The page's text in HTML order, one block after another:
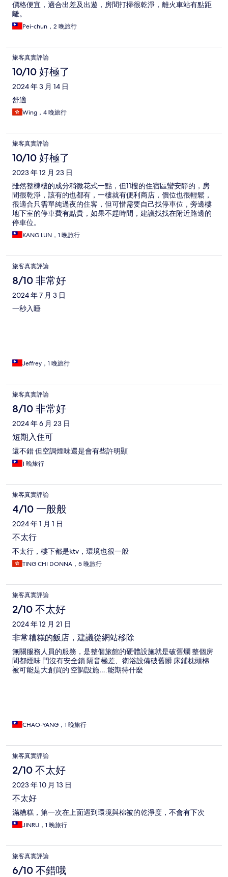
價格便宜，適合出差及出遊，房間打掃很乾淨，離火車站有點距
離。
Pei-chun，2 晚旅行
旅客真實評論
10/10 好極了
2024 年 3 月 14 日
舒適
Wing，4 晚旅行
旅客真實評論
10/10 好極了
2023 年 12 月 23 日
雖然整棟樓的成分稍微花式一點，但11樓的住宿區蠻安靜的，房
間很乾淨，該有的也都有，一樓就有便利商店，價位也很輕鬆，
很適合只需單純過夜的住客，但可惜需要自己找停車位，旁邊樓
地下室的停車費有點貴，如果不趕時間，建議找找在附近路邊的
停車位。
KANG LUN，1 晚旅行
旅客真實評論
8/10 非常好
2024 年 7 月 3 日
一秒入睡
Jeffrey，1 晚旅行
旅客真實評論
8/10 非常好
2024 年 6 月 23 日
短期入住可
還不錯 但空調煙味還是會有些許明顯
1 晚旅行
旅客真實評論
4/10 一般般
2024 年 1 月 1 日
不太行
不太行，樓下都是ktv，環境也很一般
TING CHI DONNA，5 晚旅行
旅客真實評論
2/10 不太好
2024 年 12 月 21 日
非常糟糕的飯店，建議從網站移除
無關服務人員的服務，是整個旅館的硬體設施就是破舊爛 整個房
間都煙味 門沒有安全鎖 隔音極差、衛浴設備破舊髒 床鋪枕頭棉
被可能是大創買的 空調設施….能期待什麼
CHAO-YANG，1 晚旅行
旅客真實評論
2/10 不太好
2023 年 10 月 13 日
不太好
滿糟糕，第一次在上面遇到環境與棉被的乾淨度，不會有下次
JINRU，1 晚旅行
旅客真實評論
6/10 不錯哦